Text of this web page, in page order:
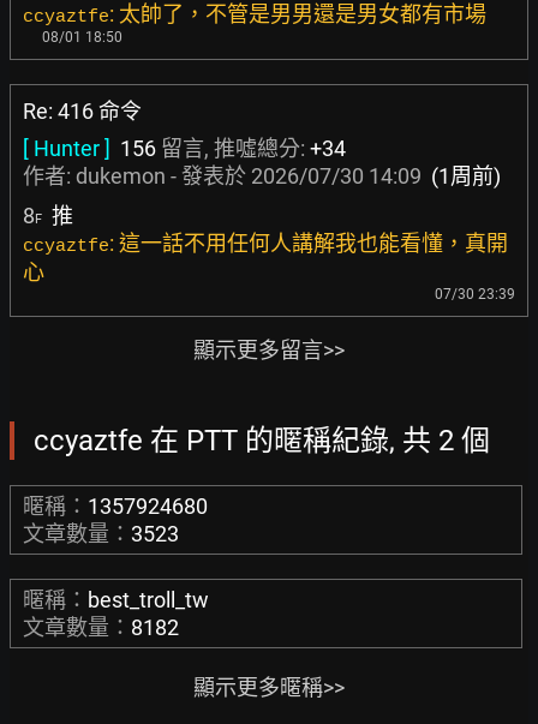
ccyaztfe: 太帥了，不管是男男還是男女都有市場
08/01 18:50
Re: 416 命令
[ Hunter ] 156 留言, 推噓總分: +34
作者: dukemon - 發表於 2026/07/30 14:09 (1周前)
8F 推
ccyaztfe: 這一話不用任何人講解我也能看懂，真開
心
07/30 23:39
顯示更多留言>>
ccyaztfe 在 PTT 的暱稱紀錄, 共 2 個
暱稱： 1357924680
文章數量： 3523
暱稱： best_troll_tw
文章數量： 8182
顯示更多暱稱>>